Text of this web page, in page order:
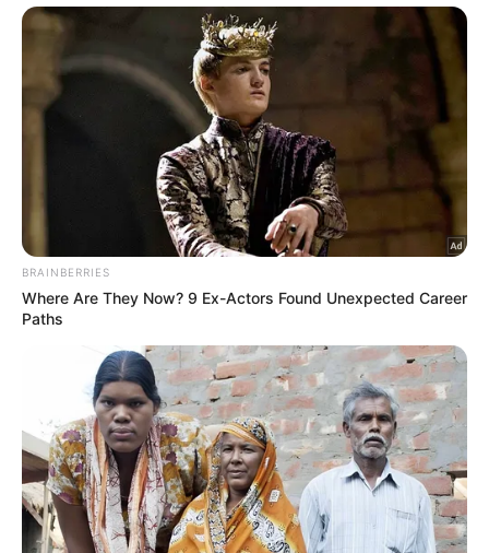
O time da SE Palmeiras, posa para foto em jogo contra a equipe
do C Universitario D, durante partida válida pelas oitavas de final,
ida, da Copa Libertadores, no Estádio Monumental. (Foto: Cesar
Greco/Palmeiras/by Canon)
O Palmeiras construiu, nos últimos anos, um
acumulando praticamente todos os principais
recordes da competição entre clubes brasileiros. A
trajetória alviverde no torneio é marcada não
apenas por conquistas, mas por uma regularidade e
solidez no cenário sul-americano.
Grandes marcas